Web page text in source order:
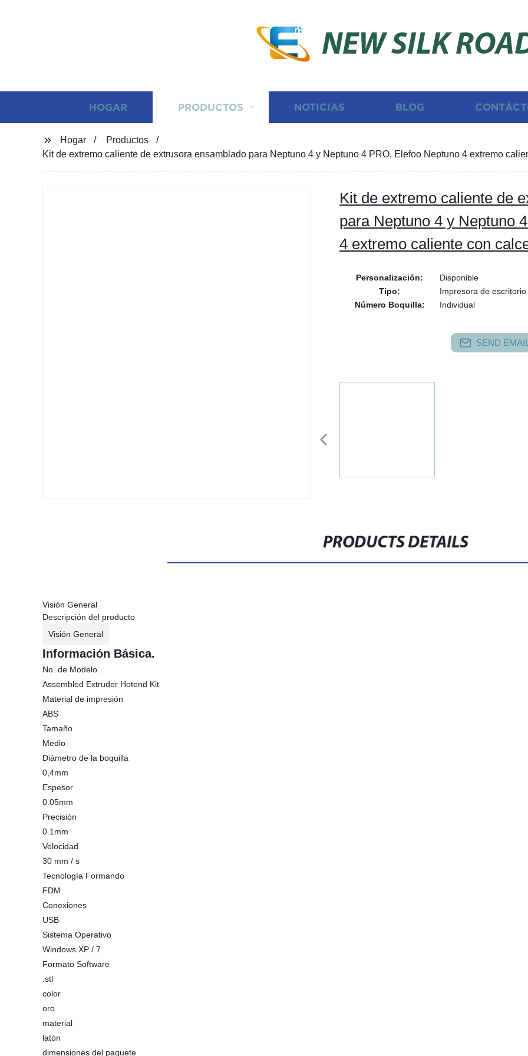
NEW SILK
HOGAR PRODUCTOS NOTICIAS BLOG
Hogar
Productos
Kit de extremo caliente de extrusora ensamblado para Neptuno 4 y Neptuno 4 PRO, Elefoo Neptuno 4 extremo
Kit de extremo caliente de
para Neptuno 4 y Neptuno
4 extremo caliente con
Personalización:
Disponible
Tipo:
Impresora de escritorio
Número Boquilla:
Individual
SEND
PRODUCTS DETAILS
Visión General
Descripción del producto
Visión General
Información Básica.
No. de Modelo.
Assembled Extruder Hotend Kit
Material de impresión
ABS
Tamaño
Medio
Diámetro de la boquilla
0,4mm
Espesor
0.05mm
Precisión
0.1mm
Velocidad
30 mm / s
Tecnología Formando
FDM
Conexiones
USB
Sistema Operativo
Windows XP / 7
Formato Software
.stl
color
oro
material
latón
dimensiones del paquete